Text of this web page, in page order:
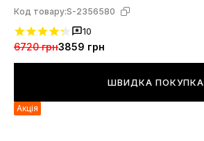
Код товару:S-2356580
10
6720 грн3859 грн
ШВИДКА ПОКУПКА
Акція